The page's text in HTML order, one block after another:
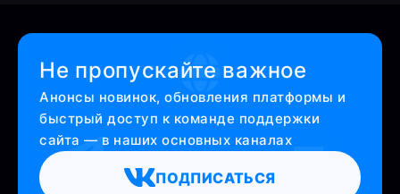
Не пропускайте важное
Анонсы новинок, обновления платформы и
быстрый доступ к команде поддержки
сайта — в наших основных каналах
ПОДПИСАТЬСЯ